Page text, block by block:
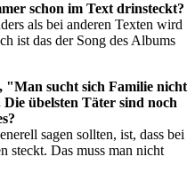
schon im Text drinsteckt?
als bei anderen Texten wird
ist das der Song des Albums
"Man sucht sich Familie nicht
übelsten Täter sind noch
sagen sollten, ist, dass bei
steckt. Das muss man nicht